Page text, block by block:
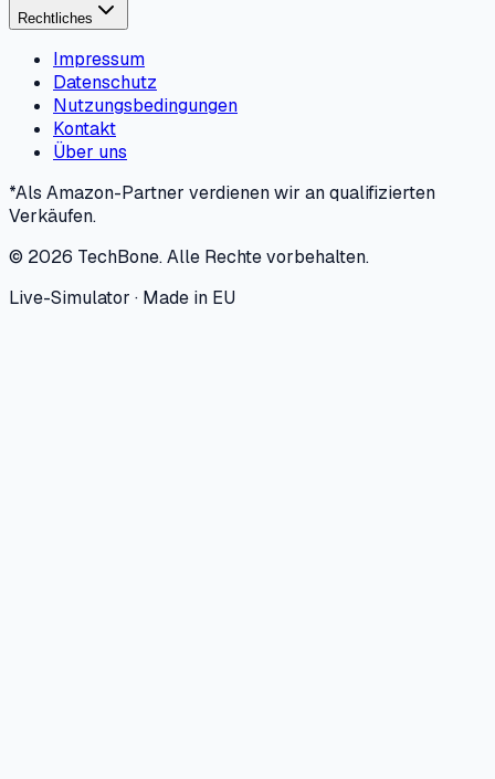
Rechtliches
Impressum
Datenschutz
Nutzungsbedingungen
Kontakt
Über uns
*Als Amazon-Partner verdienen wir an qualifizierten
Verkäufen.
© 2026 TechBone.Alle Rechte vorbehalten.
Live-Simulator · Made in EU